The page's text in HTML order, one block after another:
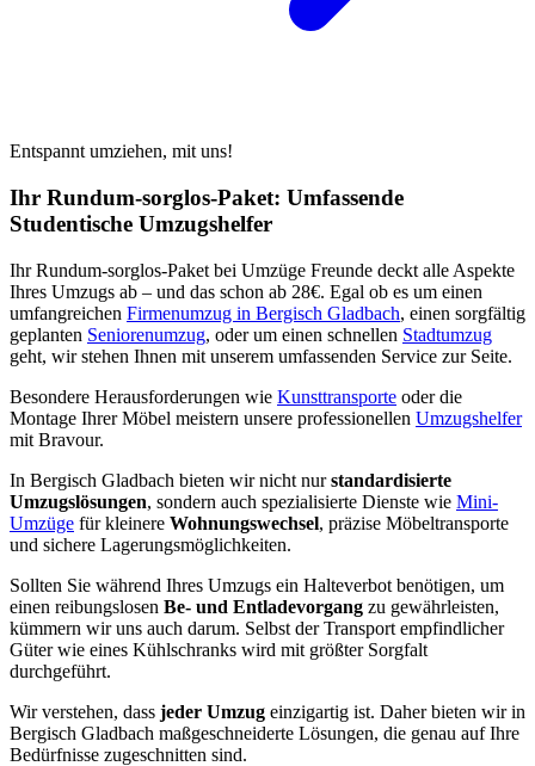
Entspannt umziehen, mit uns!
Ihr Rundum-sorglos-Paket: Umfassende
Studentische Umzugshelfer
Ihr Rundum-sorglos-Paket bei Umzüge Freunde deckt alle Aspekte
Ihres Umzugs ab – und das schon ab 28€. Egal ob es um einen
umfangreichen Firmenumzug in Bergisch Gladbach, einen sorgfältig
geplanten Seniorenumzug, oder um einen schnellen Stadtumzug
geht, wir stehen Ihnen mit unserem umfassenden Service zur Seite.
Besondere Herausforderungen wie Kunsttransporte oder die
Montage Ihrer Möbel meistern unsere professionellen Umzugshelfer
mit Bravour.
In Bergisch Gladbach bieten wir nicht nurstandardisierte
Umzugslösungen, sondern auch spezialisierte Dienste wie Mini-
Umzüge für kleinere Wohnungswechsel, präzise Möbeltransporte
und sichere Lagerungsmöglichkeiten.
Sollten Sie während Ihres Umzugs ein Halteverbot benötigen, um
einen reibungslosen Be- und Entladevorgang zu gewährleisten,
kümmern wir uns auch darum. Selbst der Transport empfindlicher
Güter wie eines Kühlschranks wird mit größter Sorgfalt
durchgeführt.
Wir verstehen, dass jeder Umzug einzigartig ist. Daher bieten wir in
Bergisch Gladbach maßgeschneiderte Lösungen, die genau auf Ihre
Bedürfnisse zugeschnitten sind.